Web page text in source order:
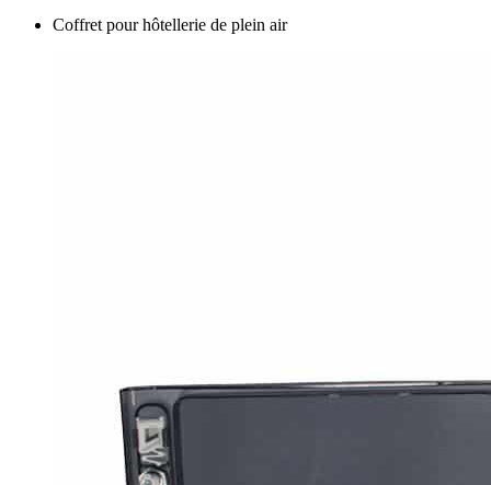
Coffret pour hôtellerie de plein air